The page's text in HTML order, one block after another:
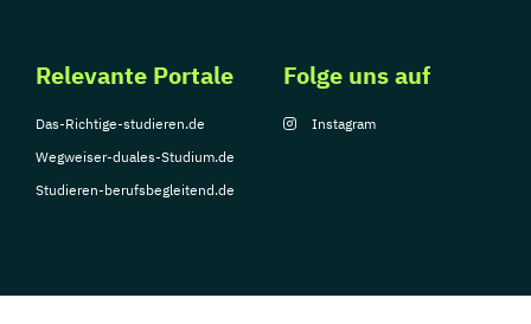
Relevante Portale
Das-Richtige-studieren.de
Wegweiser-duales-Studium.de
Studieren-berufsbegleitend.de
Folge uns auf
Instagram